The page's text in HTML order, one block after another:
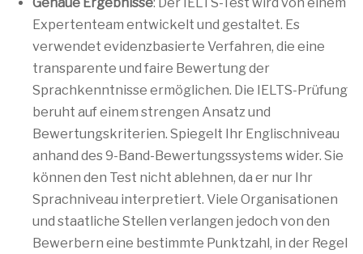
Expertenteam entwickelt und gestaltet. Es
verwendet evidenzbasierte Verfahren, die eine
transparente und faire Bewertung der
Sprachkenntnisse ermöglichen. Die IELTS-Prüfung
beruht auf einem strengen Ansatz und
Bewertungskriterien. Spiegelt Ihr Englischniveau
anhand des 9-Band-Bewertungssystems wider. Sie
können den Test nicht ablehnen, da er nur Ihr
Sprachniveau interpretiert. Viele Organisationen
und staatliche Stellen verlangen jedoch von den
Bewerbern eine bestimmte Punktzahl, in der Regel